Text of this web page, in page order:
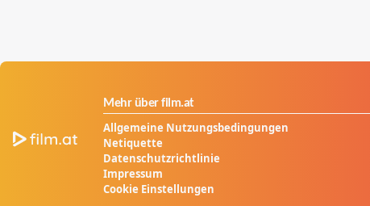
Mehr über film.at
Allgemeine Nutzungsbedingungen
Netiquette
Datenschutzrichtlinie
Impressum
Cookie Einstellungen